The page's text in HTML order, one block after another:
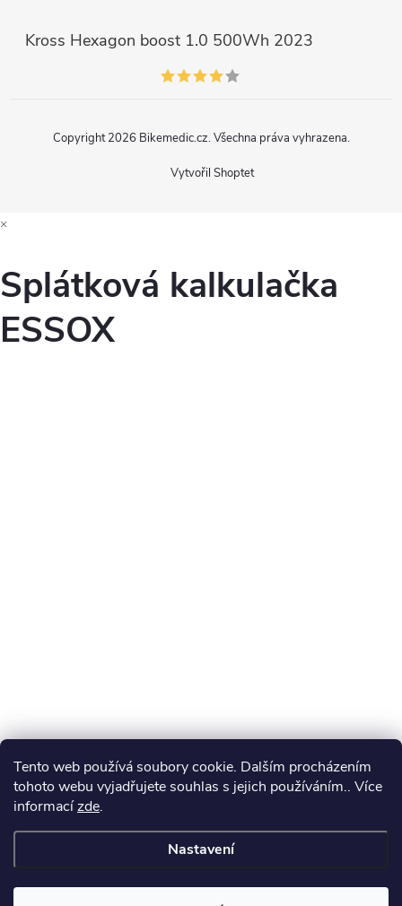
Tento web používá soubory cookie. Dalším procházením
tohoto webu vyjadřujete souhlas s jejich používáním.. Více
informacízde.
Nastavení
Kross Hexagon boost 1.0 500Wh 2023
Vytvořil Shoptet
Copyright 2026 Bikemedic.cz. Všechna práva vyhrazena.
×
Splátková kalkulačka
ESSOX